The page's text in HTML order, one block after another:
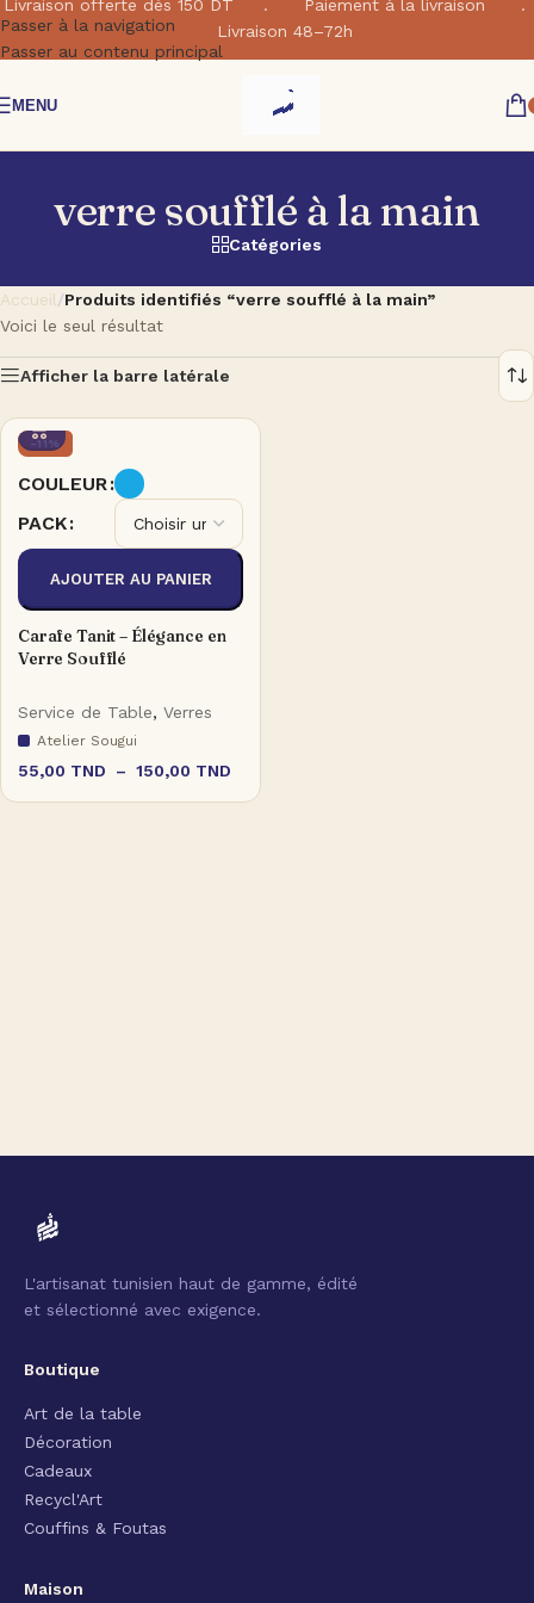
Passer à la navigation
Passer au contenu principal
Livraison offerte dés 150 DT . Paiement à la livraison .
Livraison 48–72h
MENU
verre soufflé à la main
Catégories
Accueil/Produits identifiés “verre soufflé à la main”
Voici le seul résultat
Afficher la barre latérale
-11%
COULEUR
PACK
AJOUTER AU PANIER
Carafe Tanit – Élégance en
Verre Soufflé
Service de Table, Verres
Atelier Sougui
55,00 TND – 150,00 TND
L'artisanat tunisien haut de gamme, édité
et sélectionné avec exigence.
Boutique
Art de la table
Décoration
Cadeaux
Recycl'Art
Couffins & Foutas
Maison